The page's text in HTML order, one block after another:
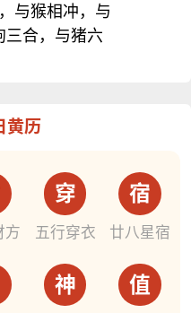
与猴相冲，与
三合，与猪六
黄历
方
穿
五行穿衣
宿
廿八星宿
神 值